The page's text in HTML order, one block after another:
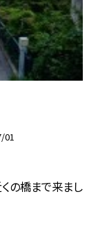
01
の橋まで来まし